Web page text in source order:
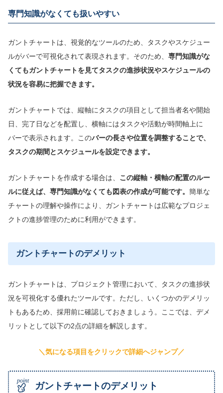
専門知識がなくても扱いやすい
ガントチャートは、視覚的なツールのため、タスクやスケジュー
ルがバーで可視化されて表現されます。そのため、 専門知識がな
くてもガントチャートを見てタスクの進捗状況やスケジュールの
状況を容易に把握できます。
ガントチャートでは、縦軸にタスクの項目として担当者名や開始
日、完了日などを配置し、横軸にはタスクや活動が時間軸上に
バーで表示されます。このバーの長さや位置を調整することで、
タスクの期間とスケジュールを設定できます。
ガントチャートを作成する場合は、 この縦軸・横軸の配置のルー
ルに従えば、専門知識がなくても図表の作成が可能です。 簡単な
チャートの理解や操作により、ガントチャートは広範なプロジェ
クトの進捗管理のために利用ができます。
ガントチャートのデメリット
ガントチャートは、プロジェクト管理において、タスクの進捗状
況を可視化する優れたツールです。ただし、いくつかのデメリッ
トもあるため、採用前に確認しておきましょう。ここでは、デメ
リットとして以下の2点の詳細を解説します。
＼気になる項目をクリックで詳細へジャンプ／
ガントチャートのデメリット